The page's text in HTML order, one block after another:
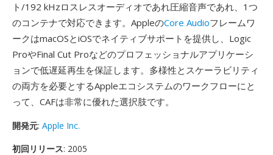
ト/192 kHzロスレスオーディオであれ圧縮音声であれ、1つ
のコンテナで対応できます。AppleのCore Audioフレームワ
ークはmacOSとiOSでネイティブサポートを提供し、Logic
ProやFinal Cut Proなどのプロフェッショナルアプリケーシ
ョンで低遅延再生を保証します。多様性とスケーラビリティ
の両方を必要とするAppleエコシステムのワークフローにと
って、CAFは非常に優れた選択肢です。
開発元: Apple Inc.
初回リリース: 2005